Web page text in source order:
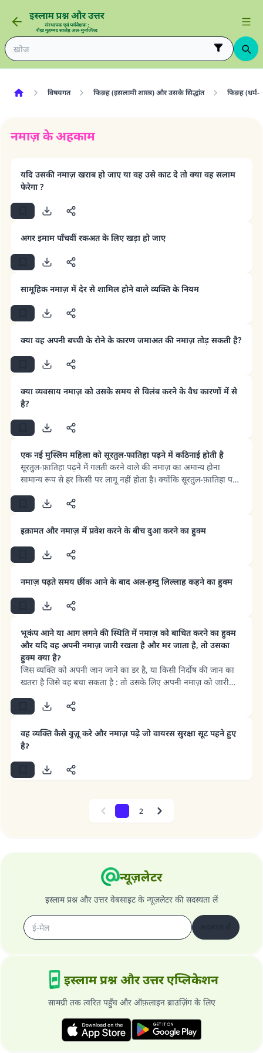
विषयगत फिक़्ह (इसलामी शास्त्र) और उसके सिद्धांत फिक़्ह (धर्म-
नमाज़ के अहकाम
यदि उसकी नमाज़ खराब हो जाए या वह उसे काट दे तो क्या वह सलाम
फेरेगा ?
अगर इमाम पाँचवीं रकअत के लिए खड़ा हो जाए
सामूहिक नमाज़ में देर से शामिल होने वाले व्यक्ति के नियम
क्या वह अपनी बच्ची के रोने के कारण जमाअत की नमाज़ तोड़ सकती है?
क्या व्यवसाय नमाज़ को उसके समय से विलंब करने के वैध कारणों में से
है?
एक नई मुस्लिम महिला को सूरतुल-फातिहा पढ़ने में कठिनाई होती है
सूरतुल-फ़ातिहा पढ़ने में गलती करने वाले की नमाज़ का अमान्य होना
सामान्य रूप से हर किसी पर लागू नहीं होता है। क्योंकि सूरतुल-फ़ातिहा पढ़ने
अमान्य होती है जब वह सूरतुल-फ़ातिहा में से कुछ छोड़ दे या ए’राब (मात्राओं,
के अर्थ को विकृत कर दे। फिर यह नियम, अर्थात् नमाज़ की अमान्यता,
में सक्षम है या वह इसे सीखने में सक्षम है, लेकिन उसने ऐसा नहीं किया। जहाँ
तक उस व्यक्ति की बात है जो ऐसा करने में असमर्थ है, वह इसे अपनी
शक्ति के अनुसार पढ़ेगा और इससे उसे कोई नुकसान नहीं होगा। क्योंकि
अल्लाह किसी आत्मा पर उसकी क्षमता से अधिक बोझ नहीं डालता।
इक़ामत और नमाज़ में प्रवेश करने के बीच दुआ करने का हुक्म
नमाज़ पढ़ते समय छींक आने के बाद अल-हम्दु लिल्लाह कहने का हुक्म
भूकंप आने या आग लगने की स्थिति में नमाज़ को बाधित करने का हुक्म
और यदि वह अपनी नमाज़ जारी रखता है और मर जाता है, तो उसका
हुक्म क्या हैॽ
जिस व्यक्ति को अपनी जान जाने का डर है, या किसी निर्दोष की जान का
खतरा है जिसे वह बचा सकता है : तो उसके लिए अपनी नमाज़ को जारी
यदि वह मर जाता है या घायल हो जाता है, तो वह अपने आपको विनाश में
वह व्यक्ति कैसे वुज़ू करे और नमाज़ पढ़े जो वायरस सुरक्षा सूट पहने हुए
हैॽ
Previous 2 Next
न्यूज़लेटर
इस्लाम प्रश्न और उत्तर वेबसाइट के न्यूज़लेटर की सदस्यता लें
इस्लाम प्रश्न और उत्तर एप्लिकेशन
सामग्री तक त्वरित पहुँच और ऑफ़लाइन ब्राउज़िंग के लिए
'जो व्यक्ति भलाई का मार्ग दर्शाए, उसके लिए उस भलाई के